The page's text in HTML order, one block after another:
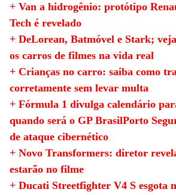
+ Van a hidrogênio: protótipo
Tech é revelado
+ DeLorean, Batmóvel e Stark;
os carros de filmes na vida real
+ Crianças no carro: saiba como
corretamente sem levar multa
+ Fórmula 1 divulga calendário
quando será o GP BrasilPorto
de ataque cibernético
+ Novo Transformers: diretor
estarão no filme
+ Ducati Streetfighter V4 S esgota